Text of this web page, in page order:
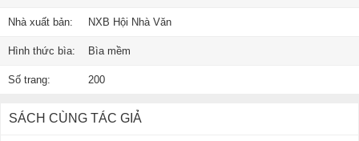
Nhà xuất bản: NXB Hội Nhà Văn
Hình thức bìa: Bìa mềm
Số trang: 200
SÁCH CÙNG TÁC GIẢ